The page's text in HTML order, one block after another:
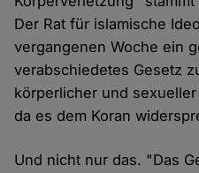
Der Rat für islamische
vergangenen Woche ein
verabschiedetes Gesetz
körperlicher und
da es dem Koran
Und nicht nur das. "Das